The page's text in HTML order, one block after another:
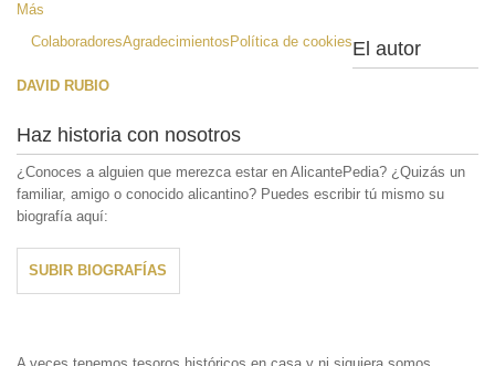
Más
ColaboradoresAgradecimientosPolítica de cookiesEl autor
DAVID RUBIO
Haz historia con nosotros
¿Conoces a alguien que merezca estar en AlicantePedia? ¿Quizás un
familiar, amigo o conocido alicantino? Puedes escribir tú mismo su
biografía aquí:
SUBIR BIOGRAFÍAS